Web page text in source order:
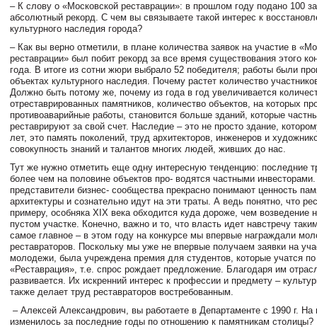
– К слову о «Московской реставрации»: в прошлом году подано 100
абсолютный рекорд. С чем вы связываете такой интерес к
культурного наследия города?
– Как вы верно отметили, в плане количества заявок на участие в
реставрации» был побит рекорд за все время существования этого
года. В итоге из сотни жюри выбрало 52 победителя; работы были
объектах культурного наследия. Почему растет количество
Должно быть потому же, почему из года в год увеличивается
отреставрированных памятников, количество объектов, на которых
противоаварийные работы, становится больше зданий, которые
реставрируют за свой счет. Наследие – это не просто здание,
лет, это память поколений, труд архитекторов, инженеров и
совокупность знаний и талантов многих людей, живших до нас.
Тут же нужно отметить еще одну интересную тенденцию: последние
более чем на половине объектов про- водятся частными
представители бизнес- сообщества прекрасно понимают ценность
архитектуры и сознательно идут на эти траты. А ведь понятно, что
примеру, особняка XIX века обходится куда дороже, чем возведение
пустом участке. Конечно, важно и то, что власть идет навстречу
самое главное – в этом году на конкурсе мы впервые награждали
реставраторов. Поскольку мы уже не впервые получаем заявки на
молодежи, была учреждена премия для студентов, которые учатся по
«Реставрация», т.е. спрос рождает предложение. Благодаря им
развивается. Их искренний интерес к профессии и предмету –
также делает труд реставраторов востребованным.
– Алексей Александрович, вы работаете в Департаменте с 1990 г. На
изменилось за последние годы по отношению к памятникам столицы?